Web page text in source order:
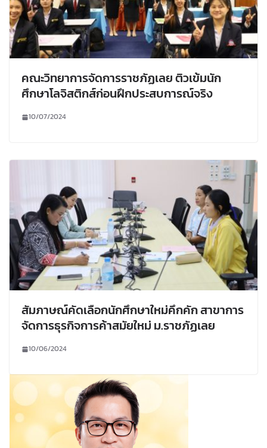
คณะวิทยาการจัดการราชภัฏเลย ติวเข้มนัก
ศึกษาโลจิสติกส์ก่อนฝึกประสบการณ์จริง
10/07/2024
สัมภาษณ์คัดเลือกนักศึกษาใหม่คึกคัก สาขาการ
จัดการธุรกิจการค้าสมัยใหม่ ม.ราชภัฏเลย
10/06/2024